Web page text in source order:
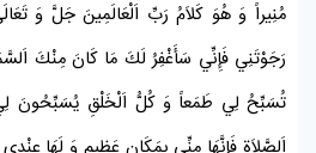
مُنِيراً وَ هُوَ كَلاَمُ رَبِّ اَلْعَالَمِينَ جَلَّ وَ
رَجَوْتَنِي فَإِنِّي سَأَغْفِرُ لَكَ مَا كَانَ مِنْكَ
تُسَبِّحُ لِي طَمَعاً وَ كُلُّ اَلْخَلْقِ يُسَبِّحُونَ